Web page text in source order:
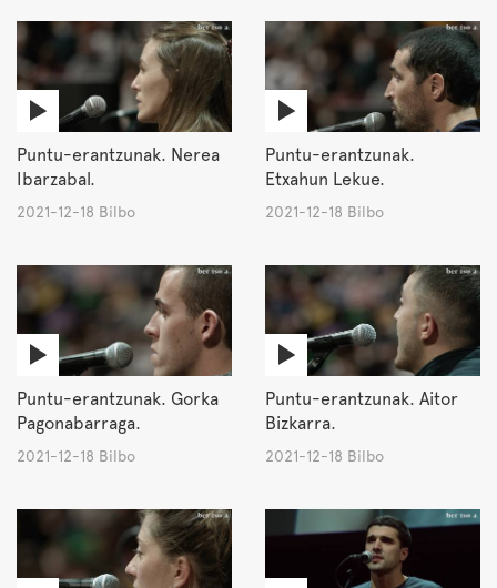
Puntu-erantzunak. Nerea
Ibarzabal.
2021-12-18 Bilbo
Puntu-erantzunak.
Etxahun Lekue.
2021-12-18 Bilbo
Puntu-erantzunak. Gorka
Pagonabarraga.
2021-12-18 Bilbo
Puntu-erantzunak. Aitor
Bizkarra.
2021-12-18 Bilbo